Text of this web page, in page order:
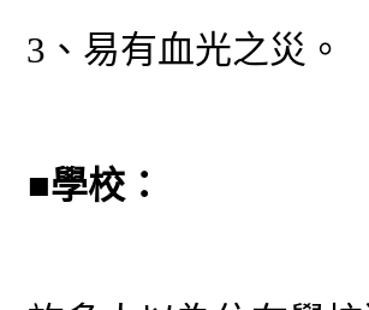
易有血光之災。
■學校：